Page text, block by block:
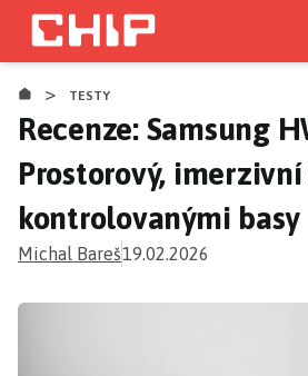
Přejít
hlavnímu
obsahu
> TESTY
Recenze: Samsung
Prostorový,
kontrolovanými basy
Michal Bareš19.02.2026